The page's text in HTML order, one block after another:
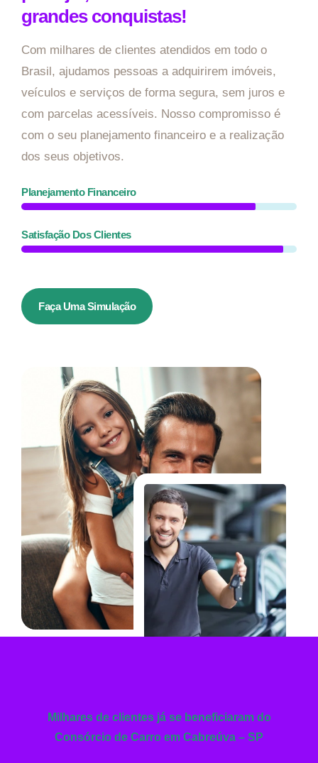
grandes conquistas!
Com milhares de clientes atendidos em todo o
Brasil, ajudamos pessoas a adquirirem imóveis,
veículos e serviços de forma segura, sem juros e
com parcelas acessíveis. Nosso compromisso é
com o seu planejamento financeiro e a realização
dos seus objetivos.
Planejamento Financeiro
Satisfação Dos Clientes
Faça Uma Simulação
Milhares de clientes já se beneficiaram do
Consórcio de Carro em Cabreúva – SP